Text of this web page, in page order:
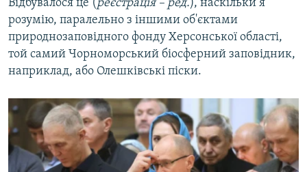
Відбувалося це (реєстрація – ред.), наскільки я
розумію, паралельно з іншими об'єктами
природнозаповідного фонду Херсонської області,
той самий Чорноморський біосферний заповідник,
наприклад, або Олешківські піски.